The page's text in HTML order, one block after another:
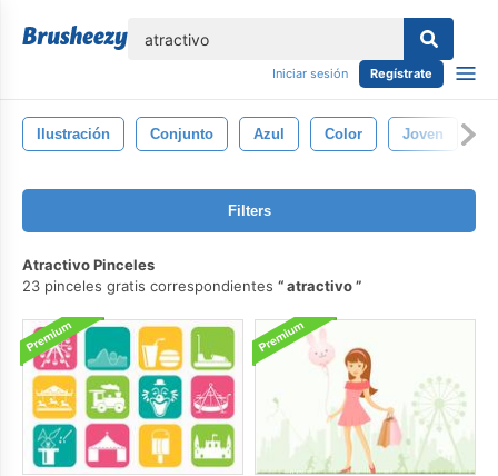
Iniciar sesión Regístrate
Ilustración Conjunto Azul Color Joven
Filters
Atractivo Pinceles
23 pinceles gratis correspondientes
atractivo